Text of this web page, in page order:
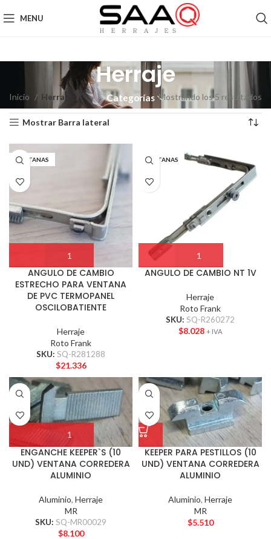
MENU
Herraje
Categorías
Inicio Herraje Mostrando los 5 resultados
Mostrar Barra lateral
VENTANAS
ANGULO DE CAMBIO
ESTRECHO PARA VENTANA
DE PVC TERMOPANEL
OSCILOBATIENTE
Herraje
Roto Frank
SKU: SQ-R281288
$21.336
VENTANAS
ANGULO DE CAMBIO NT 1V
Herraje
Roto Frank
SKU: SQ-R260272
$8.028 + IVA
ENGANCHE KEEPER`S (10
UND) VENTANA CORREDERA
ALUMINIO
Aluminio, Herraje
MR
SKU: SQ-MR00029
$8.100
KEEPER PARA PESTILLOS (10
UND) VENTANA CORREDERA
ALUMINIO
Aluminio, Herraje
MR
$5.510